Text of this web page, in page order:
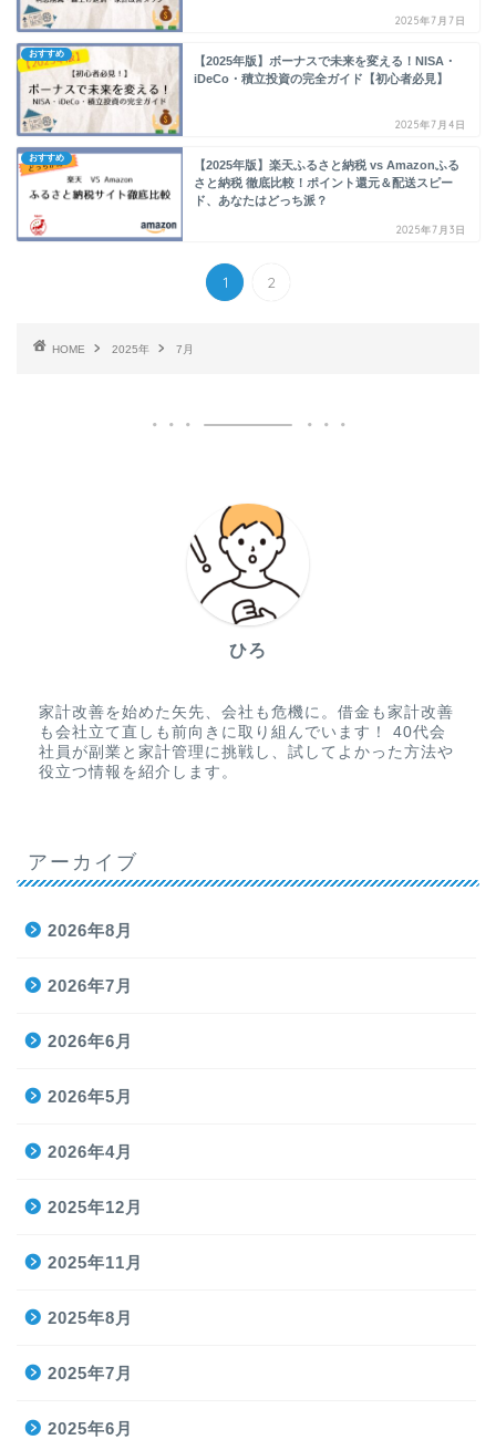
2025年7月7日
おすすめ
【2025年版】ボーナスで未来を変える！NISA・
iDeCo・積立投資の完全ガイド【初心者必見】
2025年7月4日
おすすめ
【2025年版】楽天ふるさと納税 vs Amazonふる
さと納税 徹底比較！ポイント還元＆配送スピー
ド、あなたはどっち派？
2025年7月3日
1 2
HOME 2025年 7月
ひろ
家計改善を始めた矢先、会社も危機に。借金も家計改善
も会社立て直しも前向きに取り組んでいます！ 40代会
社員が副業と家計管理に挑戦し、試してよかった方法や
役立つ情報を紹介します。
アーカイブ
2026年8月
2026年7月
2026年6月
2026年5月
2026年4月
2025年12月
2025年11月
2025年8月
2025年7月
2025年6月